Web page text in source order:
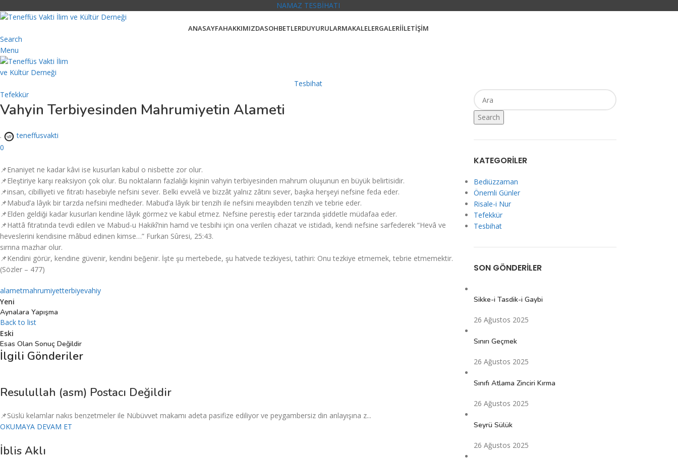
NAMAZ TESBİHATI
ANASAYFAHAKKIMIZDASOHBETLERDUYURULARMAKALELERGALERİİLETİŞİM
Search
Menu
Tesbihat
Tefekkür
Vahyin Terbiyesinden Mahrumiyetin Alameti
.
teneffusvakti
0
📌Enaniyet ne kadar kâvi ise kusurları kabul o nisbette zor olur.
📌Eleştiriye karşı reaksiyon çok olur. Bu noktaların fazlalığı kişinin vahyin terbiyesinden mahrum oluşunun en büyük belirtisidir.
📌insan, cibilliyeti ve fıtratı hasebiyle nefsini sever. Belki evvelâ ve bizzât yalnız zâtını sever, başka herşeyi nefsine feda eder.
📌Mabud’a lâyık bir tarzda nefsini medheder. Mabud’a lâyık bir tenzih ile nefsini meayibden tenzih ve tebrie eder.
📌Elden geldiği kadar kusurları kendine lâyık görmez ve kabul etmez. Nefsine perestiş eder tarzında şiddetle müdafaa eder.
📌Hattâ fıtratında tevdi edilen ve Mabud-u Hakikî’nin hamd ve tesbihi için ona verilen cihazat ve istidadı, kendi nefsine sarfederek “Hevâ ve
heveslerini kendisine mâbud edinen kimse…” Furkan Sûresi, 25:43.
sırrına mazhar olur.
📌Kendini görür, kendine güvenir, kendini beğenir. İşte şu mertebede, şu hatvede tezkiyesi, tathiri: Onu tezkiye etmemek, tebrie etmemektir.
(Sözler – 477)
alametmahrumiyetterbiyevahiy
Yeni
Aynalara Yapışma
Back to list
Eski
Esas Olan Sonuç Değildir
İlgili Gönderiler
Resulullah (asm) Postacı Değildir
📌Süslü kelamlar nakıs benzetmeler ile Nübüvvet makamı adeta pasifize ediliyor ve peygambersiz din anlayışına z...
OKUMAYA DEVAM ET
İblis Aklı
Search
KATEGORILER
Bediüzzaman
Önemli Günler
Risale-i Nur
Tefekkür
Tesbihat
SON GÖNDERILER
Sikke-i Tasdik-i Gaybi
26 Ağustos 2025
Sınırı Geçmek
26 Ağustos 2025
Sınıfı Atlama Zinciri Kırma
26 Ağustos 2025
Seyrü Sülük
26 Ağustos 2025